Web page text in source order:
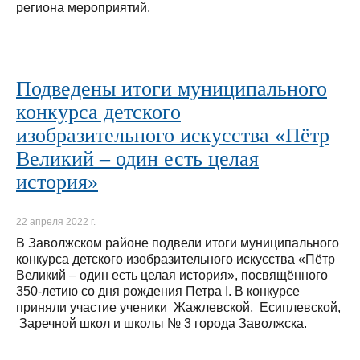
региона мероприятий.
Подведены итоги муниципального
конкурса детского
изобразительного искусства «Пётр
Великий – один есть целая
история»
22 апреля 2022 г.
В Заволжском районе подвели итоги муниципального
конкурса детского изобразительного искусства «Пётр
Великий – один есть целая история», посвящённого
350-летию со дня рождения Петра I. В конкурсе
приняли участие ученики Жажлевской, Есиплевской,
Заречной школ и школы № 3 города Заволжска.